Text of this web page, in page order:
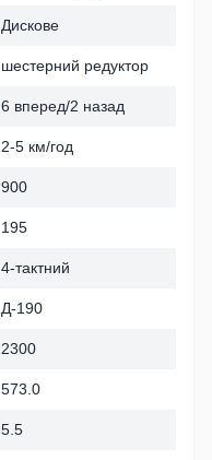
Дискове
шестерний редуктор
6 вперед/2 назад
2-5 км/год
900
195
4-тактний
Д-190
2300
573.0
5.5